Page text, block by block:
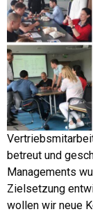
betreut und
Managements
Zielsetzung
wollen wir neue